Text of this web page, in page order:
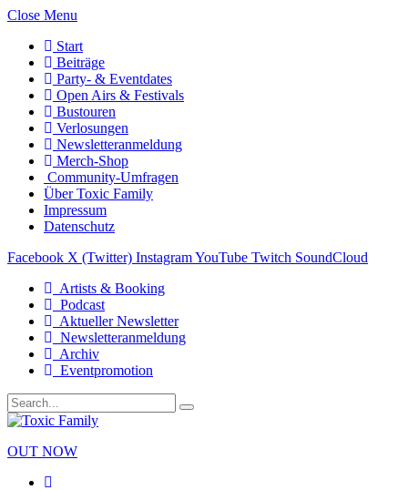
Close Menu
Start
Beiträge
Party- & Eventdates
Open Airs & Festivals
Bustouren
Verlosungen
Newsletteranmeldung
Merch-Shop
Community-Umfragen
Über Toxic Family
Impressum
Datenschutz
Facebook X (Twitter) InstagramYouTube Twitch SoundCloud
Artists & Booking
Podcast
Aktueller Newsletter
Newsletteranmeldung
Archiv
Eventpromotion
OUT NOW